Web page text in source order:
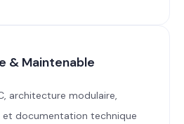
& Maintenable
architecture modulaire,
et documentation technique